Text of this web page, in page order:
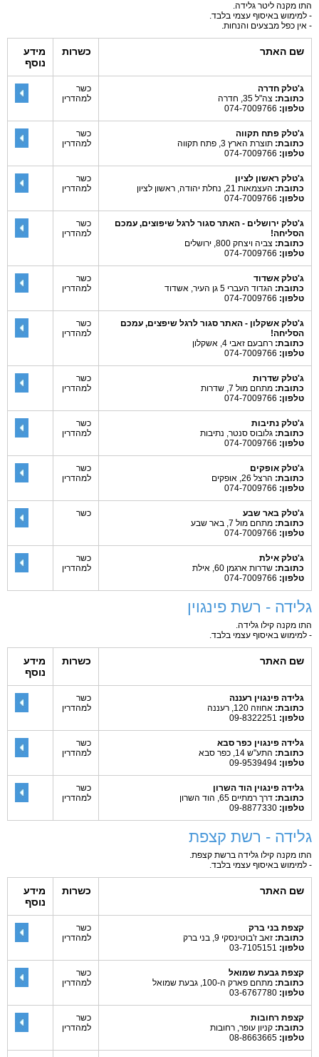
התו מקנה ליטר גלידה.
- למימוש באיסוף עצמי בלבד.
- אין כפל מבצעים והנחות.
שם האתר כשרות
מידע
נוסף
ג'טלק חדרה
כתובת: צה"ל 35, חדרה
טלפון:
כשר
למהדרין
ג'טלק פתח תקווה
כתובת: תוצרת הארץ 3, פתח תקווה
טלפון:
כשר
למהדרין
ג'טלק ראשון לציון
כתובת: העצמאות 21, נחלת יהודה, ראשון לציון
טלפון:
כשר
למהדרין
ג'טלק ירושלים - האתר סגור לרגל שיפוצים, עמכם
הסליחה!
כתובת: צביה ויצחק 800, ירושלים
טלפון:
כשר
למהדרין
ג'טלק אשדוד
כתובת: הגדוד העברי 5 גן העיר, אשדוד
טלפון:
כשר
למהדרין
ג'טלק אשקלון - האתר סגור לרגל שיפצים, עמכם
הסליחה!
כתובת: רחבעם זאבי 4, אשקלון
טלפון:
כשר
למהדרין
ג'טלק שדרות
כתובת: מתחם מול 7, שדרות
טלפון:
כשר
למהדרין
ג'טלק נתיבות
כתובת: גלובוס סנטר, נתיבות
טלפון:
כשר
למהדרין
ג'טלק אופקים
כתובת: הרצל 26, אופקים
טלפון:
כשר
למהדרין
ג'טלק באר שבע
כתובת: מתחם מול 7, באר שבע
טלפון:
כשר
ג'טלק אילת
כתובת: שדרות ארגמן 60, אילת
טלפון:
כשר
למהדרין
גלידה - רשת פינגוין
התו מקנה קילו גלידה.
- למימוש באיסוף עצמי בלבד.
שם האתר כשרות
מידע
נוסף
גלידה פינגוין רעננה
כתובת: אחוזה 120, רעננה
טלפון:
כשר
למהדרין
גלידה פינגוין כפר סבא
כתובת: התע"ש 14, כפר סבא
טלפון:
כשר
למהדרין
גלידה פינגוין הוד השרון
כתובת: דרך רמתיים 65, הוד השרון
טלפון:
כשר
למהדרין
גלידה - רשת קצפת
התו מקנה קילו גלידה ברשת קצפת.
- למימוש באיסוף עצמי בלבד.
שם האתר כשרות
מידע
נוסף
קצפת בני ברק
כתובת: זאב ז'בוטינסקי 9, בני ברק
טלפון:
כשר
למהדרין
קצפת גבעת שמואל
כתובת: מתחם פארק ה-100, גבעת שמואל
טלפון:
כשר
למהדרין
קצפת רחובות
כתובת: קניון עופר, רחובות
טלפון:
כשר
למהדרין